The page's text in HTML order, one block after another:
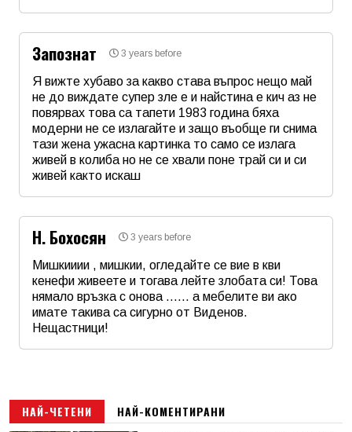
Коментар *
Запознат 3 years before
Я вижте хубаво за какво става въпрос нещо май
не до виждате супер зле е и найстина е кич аз не
повярвах това са тапети 1983 година бяха
модерни не се излагайте и защо въобще ги снима
тази жена ужасна картинка то само се излага
живей в колиба но не се хвали поне трай си и си
живей както искаш
Коментар*
Н. Бохосян 3 years before
Мишкииии , мишкии, огледайте се вие в кви
кенефи живеете и тогава лейте злобата си! Това
нямало връзка с онова …… а мебелите ви ако
имате такива са сигурно от Виденов.
Нещастници!
Email
НАЙ-ЧЕТЕНИ НАЙ-КОМЕНТИРАНИ